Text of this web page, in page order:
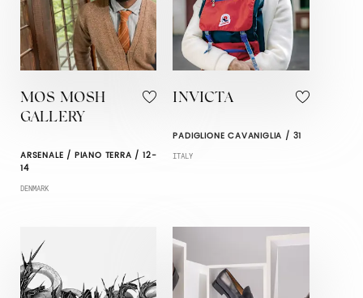
MOS MOSH
GALLERY
ARSENALE / PIANO TERRA / 12-
14
DENMARK
INVICTA
PADIGLIONE CAVANIGLIA / 31
ITALY